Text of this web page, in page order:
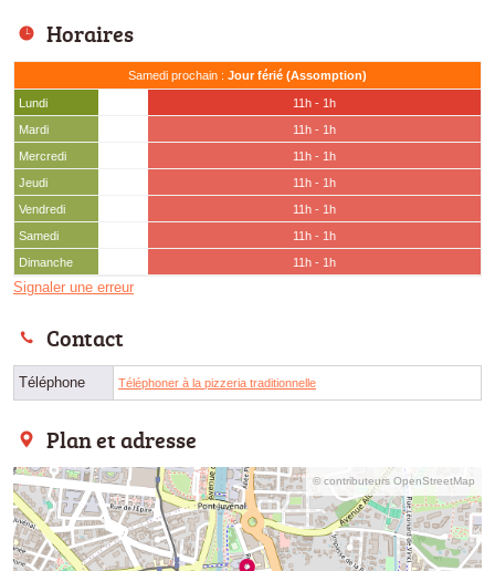
Horaires
Samedi prochain : Jour férié (Assomption)
Lundi
11h - 1h
Mardi
11h - 1h
Mercredi
11h - 1h
Jeudi
11h - 1h
Vendredi
11h - 1h
Samedi
11h - 1h
Dimanche
11h - 1h
Signaler une erreur
Contact
Téléphone Téléphoner à la pizzeria traditionnelle
Plan et adresse
© contributeurs OpenStreetMap